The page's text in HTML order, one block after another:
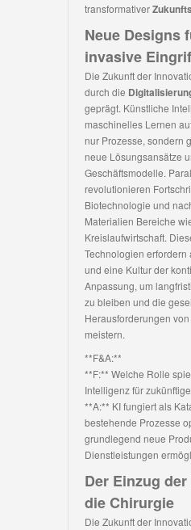
transformativer
Neue Designs
invasive
Die Zukunft der
durch die
geprägt. Künstliche
maschinelles Lernen
nur Prozesse, sondern
neue Lösungsansätze
Geschäftsmodelle.
revolutionieren
Biotechnologie und
Materialien Bereiche
Kreislaufwirtschaft.
Technologien
und eine Kultur der
Anpassung, um
zu bleiben und die
Herausforderungen
meistern.
**F&A:**
**F:** Welche Rolle
Intelligenz für
**A:** KI fungiert als
bestehende Prozesse
grundlegend neue
Dienstleistungen
Der Einzug
die Chirurgie
Die Zukunft der